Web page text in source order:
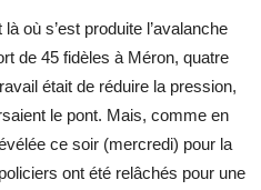
où s’est produite l’avalanche
de 45 fidèles à Méron, quatre
était de réduire la pression,
le pont. Mais, comme en
ce soir (mercredi) pour la
ont été relâchés pour une